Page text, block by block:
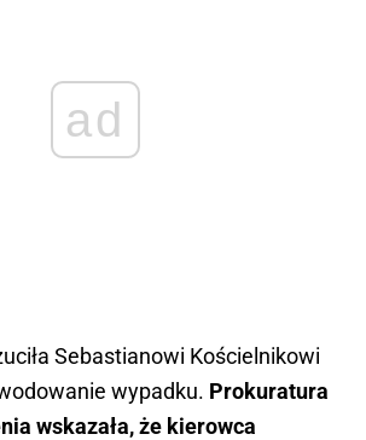
ad
Sebastianowi Kościelnikowi
wypadku. Prokuratura
wskazała, że kierowca